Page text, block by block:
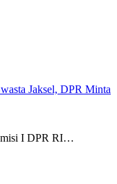
Jaksel, DPR Minta
I DPR RI…